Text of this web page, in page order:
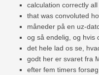
calculation correctly
that was convoluted
måneder på en uz-
og så endelig, og hvis
det hele lad os se,
godt her er svaret fra
efter fem timers